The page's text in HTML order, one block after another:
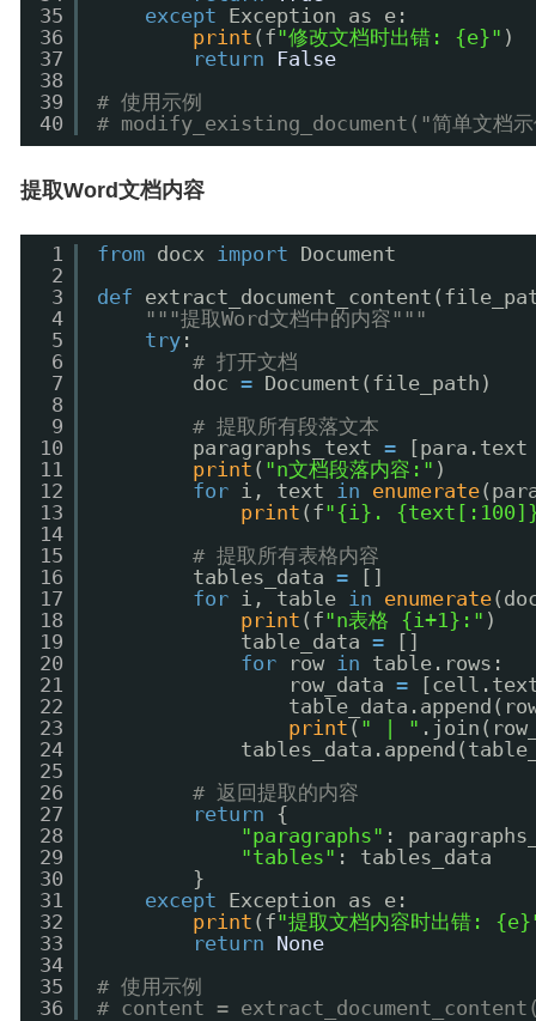
35
36
37
38
39
40
except
Exception as e:
print (f"修改文档时出错: {e}" )
return
False
# 使用示例
# modify_existing_document("简单文档
提取Word文档内容
1
2
3
4
5
6
7
8
9
10
11
12
13
14
15
16
17
18
19
20
21
22
23
24
25
26
27
28
29
30
31
32
33
34
35
36
from docx import
Document
def
"""提取Word文档中的内容"""
try :
# 打开文档
doc = Document(file_path)
# 提取所有段落文本
paragraphs_text =
print ( "n文档段落内容:" )
for
i, text in enumerate
print (f"{i}.
# 提取所有表格内容
tables_data =
[]
for
i, table in enumerate
print (f"n表格 {i+1}:" )
table_data =
[]
for
row in
table.rows:
row_data =
print ( " | "
# 返回提取的内容
return
{
"paragraphs" :
"tables" : tables_data
}
except
Exception as e:
print (f"提取文档内容时出错:
return
None
# 使用示例
# content =